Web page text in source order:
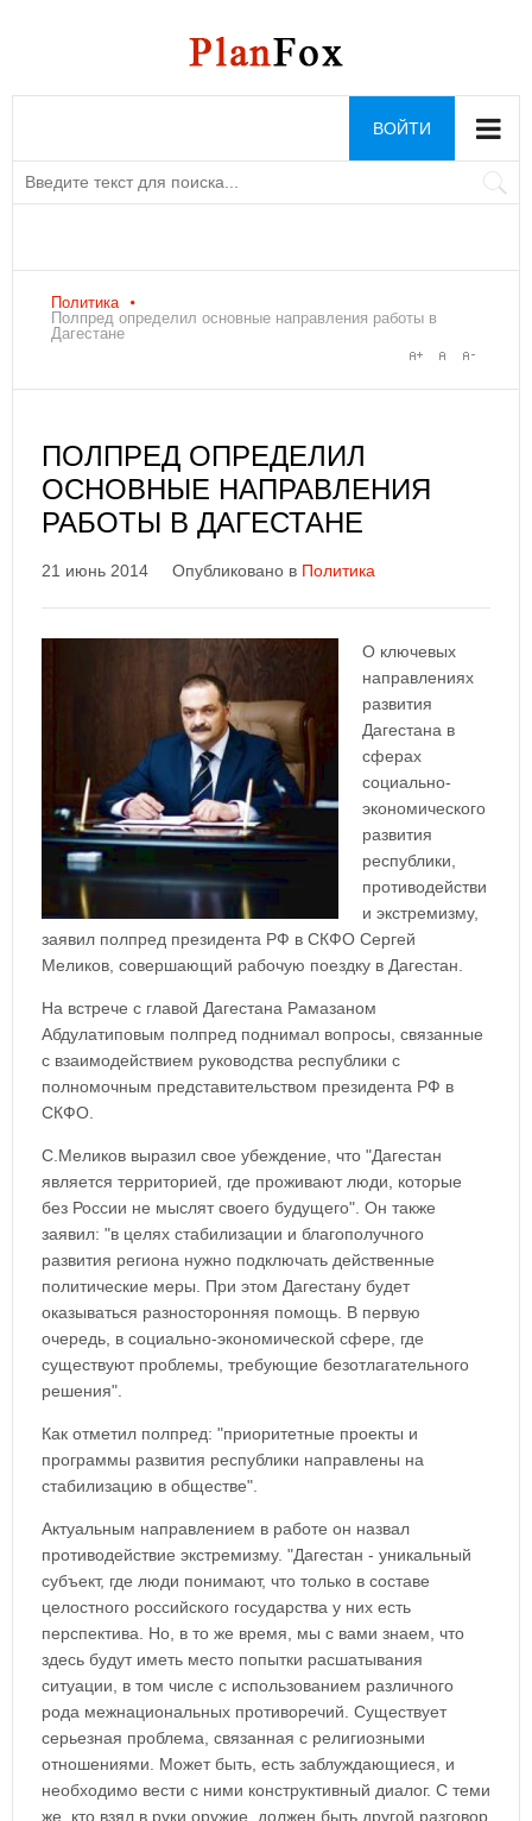
ВОЙТИ
Политика
Полпред определил основные направления работы в
Дагестане
ПОЛПРЕД ОПРЕДЕЛИЛ
ОСНОВНЫЕ НАПРАВЛЕНИЯ
РАБОТЫ В ДАГЕСТАНЕ
21 июнь 2014 Опубликовано в Политика
О ключевых
направлениях
развития
Дагестана в
сферах
социально-
экономического
развития
республики,
противодействи
и экстремизму,
заявил полпред президента РФ в СКФО Сергей
Меликов, совершающий рабочую поездку в Дагестан.
На встрече с главой Дагестана Рамазаном
Абдулатиповым полпред поднимал вопросы, связанные
с взаимодействием руководства республики с
полномочным представительством президента РФ в
СКФО.
С.Меликов выразил свое убеждение, что "Дагестан
является территорией, где проживают люди, которые
без России не мыслят своего будущего". Он также
заявил: "в целях стабилизации и благополучного
развития региона нужно подключать действенные
политические меры. При этом Дагестану будет
оказываться разносторонняя помощь. В первую
очередь, в социально-экономической сфере, где
существуют проблемы, требующие безотлагательного
решения".
Как отметил полпред: "приоритетные проекты и
программы развития республики направлены на
стабилизацию в обществе".
Актуальным направлением в работе он назвал
противодействие экстремизму. "Дагестан - уникальный
субъект, где люди понимают, что только в составе
целостного российского государства у них есть
перспектива. Но, в то же время, мы с вами знаем, что
здесь будут иметь место попытки расшатывания
ситуации, в том числе с использованием различного
рода межнациональных противоречий. Существует
серьезная проблема, связанная с религиозными
отношениями. Может быть, есть заблуждающиеся, и
необходимо вести с ними конструктивный диалог. С теми
же, кто взял в руки оружие, должен быть другой разговор